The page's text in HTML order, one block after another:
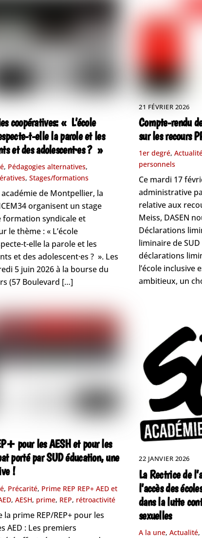
coopératives: « L’école
t-elle la parole et les
et des adolescent·es ? »
, Pédagogies alternatives,
, Stages/formations
de Montpellier, la
organisent un stage
formation syndicale et
le thème : « L’école
t-elle la parole et les
et des adolescent·es ? ». Les
5 juin 2026 à la bourse du
(57 Boulevard […]
21 FÉVRIER 2026
Compte-rendu
sur les recours
1er degré,
personnels
Ce mardi 17
administrative
relative aux
Meiss, DASEN
Déclarations
liminaire de
déclarations
l’école inclusive
ambitieux, un
pour les AESH et pour les
porté par SUD éducation, une
!
, Précarité, Prime REP REP+ AED et
, AESH, prime, REP, rétroactivité
prime REP/REP+ pour les
AED : Les premiers
22 JANVIER 2026
La Rectrice de
l’accès des
dans la lutte
sexuelles
A la une,Actualité,